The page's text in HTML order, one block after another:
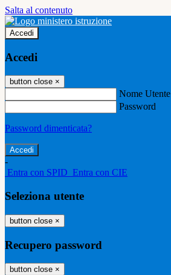
Salta al contenuto
Accedi
Accedi
button close ×
Nome Utente
Password
Password dimenticata?
-
Entra con SPID Entra con CIE
Seleziona utente
button close ×
Recupero password
button close ×